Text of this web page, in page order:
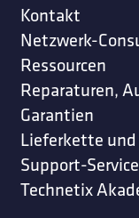
Kontakt
Netzwerk-
Ressourcen
Reparaturen,
Garantien
Lieferkette
Support-
Technetix